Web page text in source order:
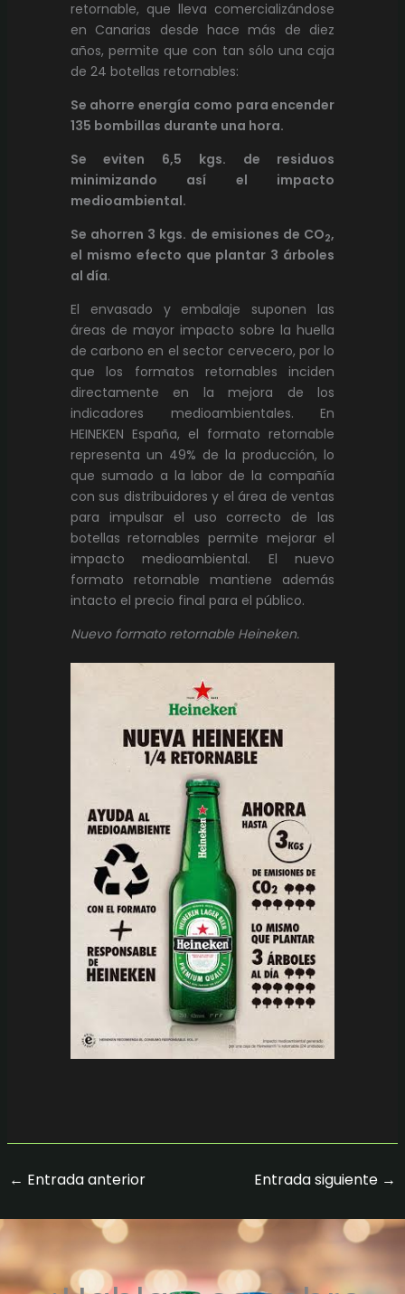
retornable, que lleva comercializándose
en Canarias desde hace más de diez
años, permite que con tan sólo una caja
de 24 botellas retornables:
Se ahorre energía como para encender
135 bombillas durante una hora.
Se eviten 6,5 kgs. de residuos
minimizando así el impacto
medioambiental.
Se ahorren 3 kgs. de emisiones de CO2,
el mismo efecto que plantar 3 árboles
al día.
El envasado y embalaje suponen las
áreas de mayor impacto sobre la huella
de carbono en el sector cervecero, por lo
que los formatos retornables inciden
directamente en la mejora de los
indicadores medioambientales. En
HEINEKEN España, el formato retornable
representa un 49% de la producción, lo
que sumado a la labor de la compañía
con sus distribuidores y el área de ventas
para impulsar el uso correcto de las
botellas retornables permite mejorar el
impacto medioambiental. El nuevo
formato retornable mantiene además
intacto el precio final para el público.
Nuevo formato retornable Heineken.
← Entrada anterior Entrada siguiente →